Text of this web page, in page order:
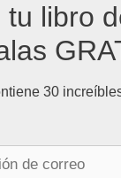
tu libro
30